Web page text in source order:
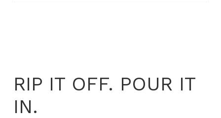
RIP IT OFF. POUR IT
IN.